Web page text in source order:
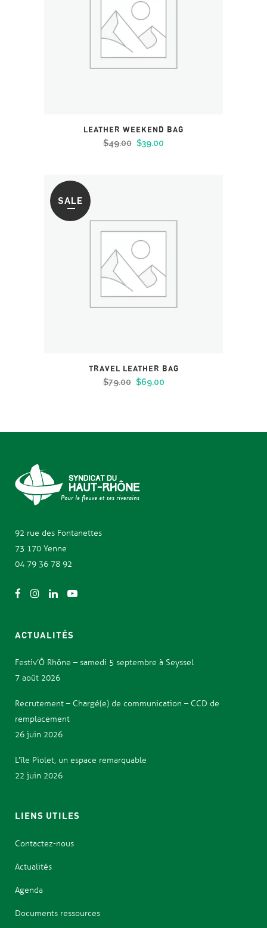
LEATHER WEEKEND BAG
$49.00 Le
$39.00
SALE
TRAVEL LEATHER BAG
$79.00 Le
$69.00Le
92 rue des Fontanettes
73 170 Yenne
04 79 36 78 92
ACTUALITÉS
Festiv’Ô Rhône – samedi 5 septembre à Seyssel
7 août 2026
Recrutement – Chargé(e) de communication – CCD de
remplacement
26 juin 2026
L’île Piolet, un espace remarquable
22 juin 2026
LIENS UTILES
Contactez-nous
Actualités
Agenda
Documents ressources